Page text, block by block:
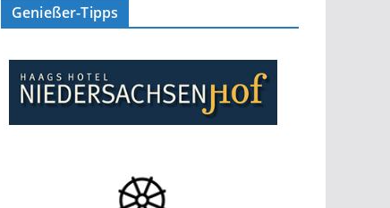
Genießer-Tipps